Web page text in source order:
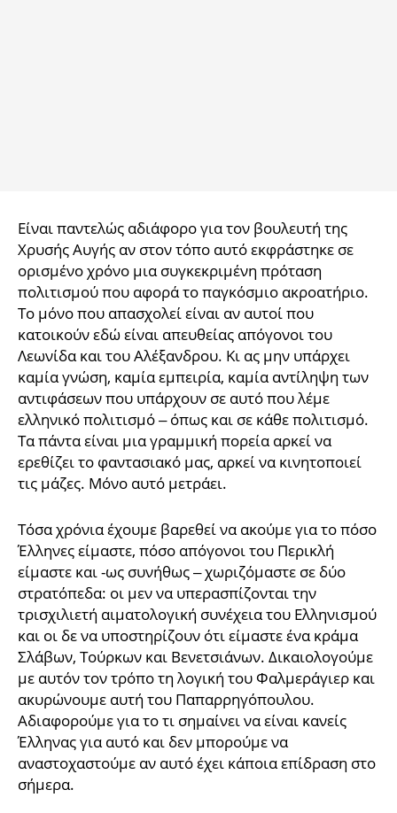
Είναι παντελώς αδιάφορο για τον βουλευτή της
Χρυσής Αυγής αν στον τόπο αυτό εκφράστηκε σε
ορισμένο χρόνο μια συγκεκριμένη πρόταση
πολιτισμού που αφορά το παγκόσμιο ακροατήριο.
Το μόνο που απασχολεί είναι αν αυτοί που
κατοικούν εδώ είναι απευθείας απόγονοι του
Λεωνίδα και του Αλέξανδρου. Κι ας μην υπάρχει
καμία γνώση, καμία εμπειρία, καμία αντίληψη των
αντιφάσεων που υπάρχουν σε αυτό που λέμε
ελληνικό πολιτισμό – όπως και σε κάθε πολιτισμό.
Τα πάντα είναι μια γραμμική πορεία αρκεί να
ερεθίζει το φαντασιακό μας, αρκεί να κινητοποιεί
τις μάζες. Μόνο αυτό μετράει.
Τόσα χρόνια έχουμε βαρεθεί να ακούμε για το πόσο
Έλληνες είμαστε, πόσο απόγονοι του Περικλή
είμαστε και -ως συνήθως – χωριζόμαστε σε δύο
στρατόπεδα: οι μεν να υπερασπίζονται την
τρισχιλιετή αιματολογική συνέχεια του Ελληνισμού
και οι δε να υποστηρίζουν ότι είμαστε ένα κράμα
Σλάβων, Τούρκων και Βενετσιάνων. Δικαιολογούμε
με αυτόν τον τρόπο τη λογική του Φαλμεράγιερ και
ακυρώνουμε αυτή του Παπαρρηγόπουλου.
Αδιαφορούμε για το τι σημαίνει να είναι κανείς
Έλληνας για αυτό και δεν μπορούμε να
αναστοχαστούμε αν αυτό έχει κάποια επίδραση στο
σήμερα.